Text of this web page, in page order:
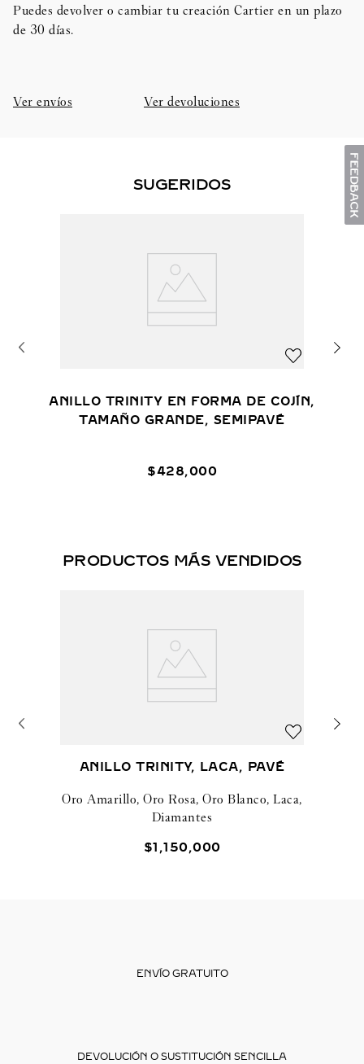
Puedes devolver o cambiar tu creación Cartier en un plazo
de 30 días.​
Ver envíos Ver devoluciones
SUGERIDOS
ANILLO TRINITY EN FORMA DE COJÍN,
TAMAÑO GRANDE, SEMIPAVÉ
$428,000
PRODUCTOS MÁS VENDIDOS
ANILLO TRINITY, LACA, PAVÉ
Oro Amarillo, Oro Rosa, Oro Blanco, Laca,
Diamantes
$1 ,150,000
ENVÍO GRATUITO
DEVOLUCIÓN O SUSTITUCIÓN SENCILLA